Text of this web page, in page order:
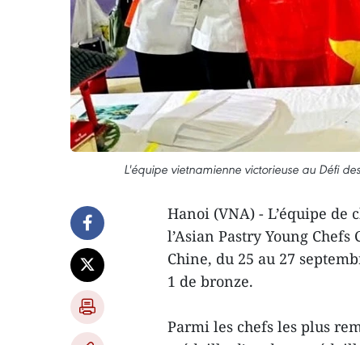
L'équipe vietnamienne victorieuse au Défi
Hanoi (VNA) - L’équipe
l’Asian Pastry Young
Chine, du 25 au 27
1 de bronze.
Parmi les chefs les plus